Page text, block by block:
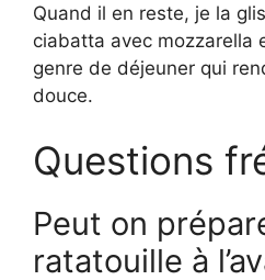
Quand il en reste, je la
ciabatta avec mozzarella
genre de déjeuner qui
douce.
Questions
Peut on
ratatouille à